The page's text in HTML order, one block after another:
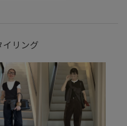
リング